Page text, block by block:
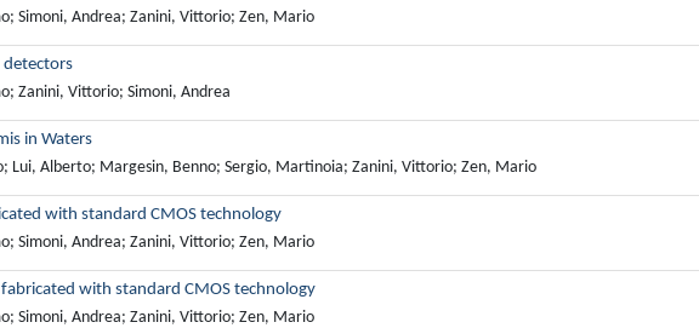
Simoni, Andrea; Zanini, Vittorio; Zen, Mario
detectors
Zanini, Vittorio; Simoni, Andrea
in Waters
Lui, Alberto; Margesin, Benno; Sergio, Martinoia; Zanini, Vittorio; Zen, Mario
with standard CMOS technology
Simoni, Andrea; Zanini, Vittorio; Zen, Mario
with standard CMOS technology
Simoni, Andrea; Zanini, Vittorio; Zen, Mario